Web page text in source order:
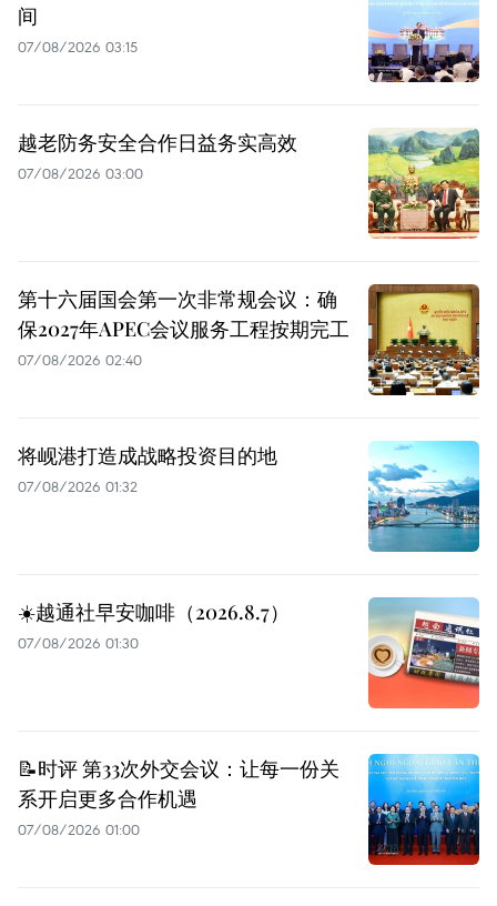
间
07/08/2026 03:15
越老防务安全合作日益务实高效
07/08/2026 03:00
第十六届国会第一次非常规会议：确
保2027年APEC会议服务工程按期完工
07/08/2026 02:40
将岘港打造成战略投资目的地
07/08/2026 01:32
☀️越通社早安咖啡（2026.8.7）
07/08/2026 01:30
📝时评 第33次外交会议：让每一份关
系开启更多合作机遇
07/08/2026 01:00